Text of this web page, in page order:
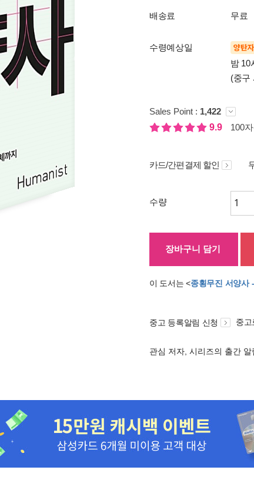
배송료 무료
수령예상일 양탄
밤 10
(중구
Sales Point : 1,422
9.9
100
카드/간편결제 할인
수량
장바구니 담기
이 도서는 <종횡무진 서양사
중고 등록알림 신청 중고
관심 저자, 시리즈의 출간 알